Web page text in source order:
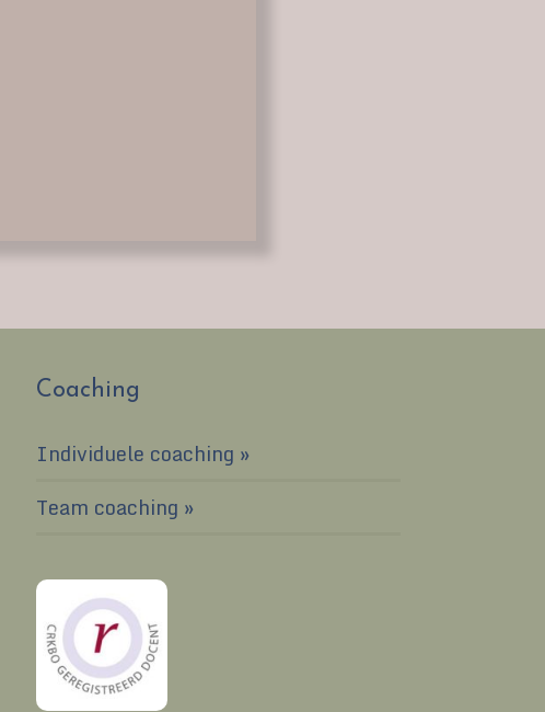
Coaching
Individuele coaching
Team coaching